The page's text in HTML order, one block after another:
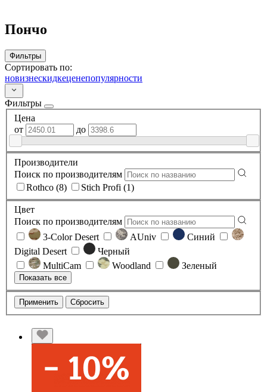
Пончо
Фильтры
Сортировать по:
новизнескидкеценепопулярности
Фильтры
Цена
от
до
Производители
Поиск по производителям
Rothco (8)
Stich Profi (1)
Цвет
Поиск по производителям
3-Color Desert
AUniv
Синий
Digital Desert
Черный
MultiCam
Woodland Зеленый
Показать все
Применить Сбросить